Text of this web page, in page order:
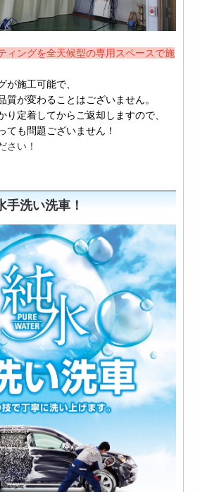
ィングを全天候型の専用スペースで施
が施工可能で、
質が変わることはございません。
り定着してからご返却しますので、
ても問題ございません！
さい！
手洗い洗車！